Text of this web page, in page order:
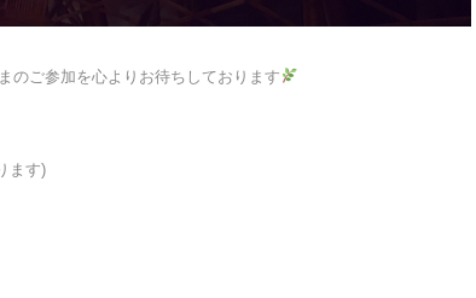
のご参加を心よりお待ちしております
ます)